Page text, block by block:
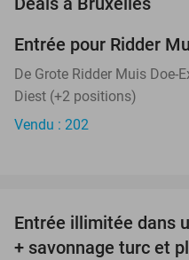
TODAY
Entrée pour Ridder
De Grote Ridder Muis Doe-
Diest (+2 positions)
Vendu : 202
TODAY
Entrée illimitée dans
+ savonnage turc et